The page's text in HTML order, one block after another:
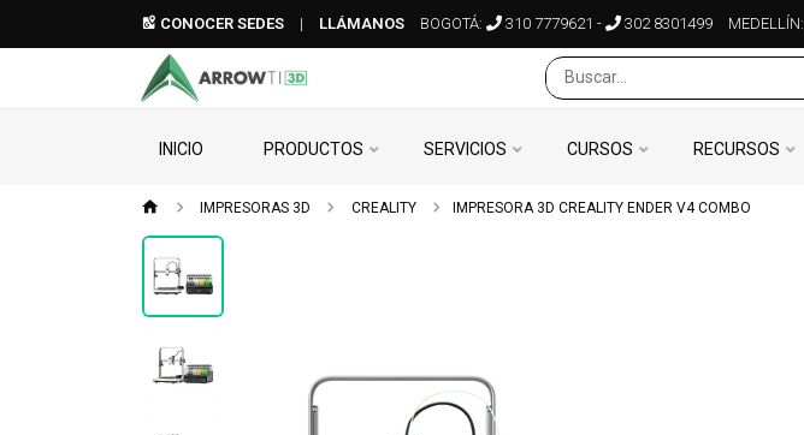
CONOCER SEDES | LLÁMANOS BOGOTÁ: 310 7779621 - 302 8301499 MEDELLÍN:
INICIO PRODUCTOS SERVICIOS CURSOS RECURSOS
IMPRESORAS 3D CREALITY IMPRESORA 3D CREALITY ENDER V4 COMBO